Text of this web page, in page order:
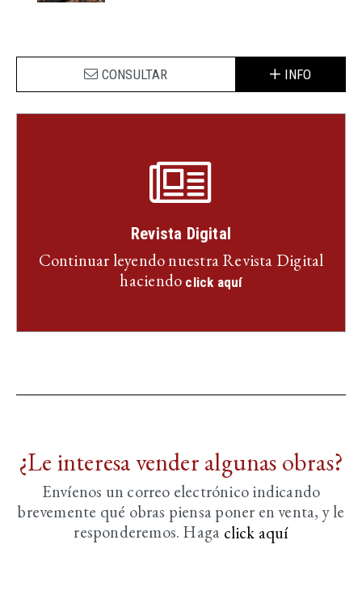
CONSULTAR INFO
Revista Digital
Continuar leyendo nuestra Revista Digital
haciendo click aquí
¿Le interesa vender algunas obras?
Envíenos un correo electrónico indicando
brevemente qué obras piensa poner en venta, y le
responderemos. Haga click aquí­